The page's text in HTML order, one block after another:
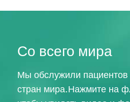
Со всего мира
Мы обслужили
стран мира.Нажмите на